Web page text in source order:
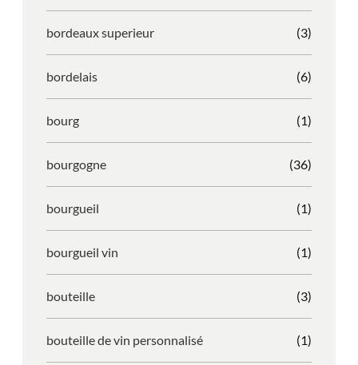
bordeaux superieur (3)
bordelais (6)
bourg (1)
bourgogne (36)
bourgueil (1)
bourgueil vin (1)
bouteille (3)
bouteille de vin personnalisé (1)